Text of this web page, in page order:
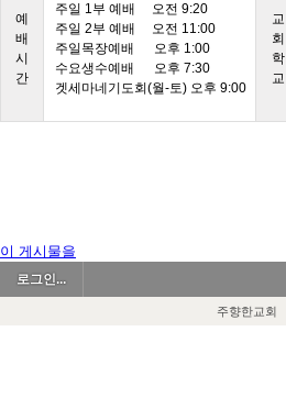
예
배
시
간
주일 1부 예배 오전 9:20
주일 2부 예배 오전 11:00
주일목장예배 오후 1:00
수요생수예배 오후 7:30
겟세마네기도회(월-토) 오후 9:00
교
회
학
교
이 게시물을
로그인...
주향한교회